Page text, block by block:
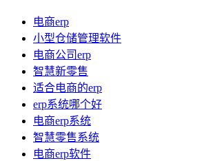
电商erp
小型仓储管理软件
电商公司erp
智慧新零售
适合电商的erp
erp系统哪个好
电商erp系统
智慧零售系统
电商erp软件